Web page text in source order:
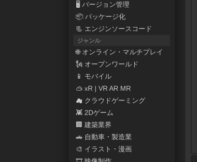
🖥 バージョン管理
📦 パッケージ化
📃 エンジンソースコード
ジャンル
🌐 オンライン・マルチプレイ
🗽 オープンワールド
📱 モバイル
🥽 xR | VR AR MR
☁ クラウドゲーミング
👾 2Dゲーム
🏢 建築業界
🚗 自動車・製造業
🎨 イラスト・漫画